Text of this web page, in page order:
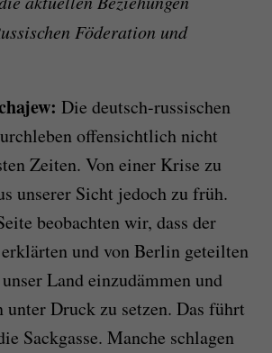
Föderation und
Die deutsch-russischen
offensichtlich nicht
Zeiten. Von einer Krise zu
unserer Sicht jedoch zu früh.
beobachten wir, dass der
und von Berlin geteilten
Land einzudämmen und
unter Druck zu setzen. Das führt
Sackgasse. Manche schlagen